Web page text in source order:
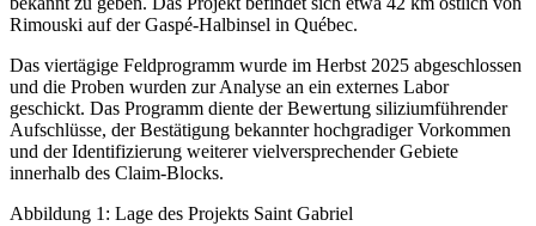
Rimouski auf der Gaspé-Halbinsel in Québec.
Das viertägige Feldprogramm wurde im Herbst 2025 abgeschlossen
und die Proben wurden zur Analyse an ein externes Labor
geschickt. Das Programm diente der Bewertung siliziumführender
Aufschlüsse, der Bestätigung bekannter hochgradiger Vorkommen
und der Identifizierung weiterer vielversprechender Gebiete
innerhalb des Claim-Blocks.
Abbildung 1: Lage des Projekts Saint Gabriel